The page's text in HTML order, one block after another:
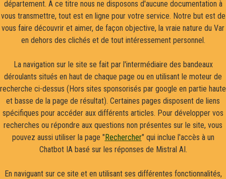
département. A ce titre nous ne disposons d'aucune documentation à
vous transmettre, tout est en ligne pour votre service. Notre but est de
vous faire découvrir et aimer, de façon objective, la vraie nature du Var
en dehors des clichés et de tout intéressement personnel.
La navigation sur le site se fait par l'intermédiaire des bandeaux
déroulants situés en haut de chaque page ou en utilisant le moteur de
recherche ci-dessus (Hors sites sponsorisés par google en partie haute
et basse de la page de résultat). Certaines pages disposent de liens
spécifiques pour accéder aux différents articles. Pour développer vos
recherches ou répondre aux questions non présentes sur le site, vous
pouvez aussi utiliser la page "Rechercher" qui inclue l'accès à un
Chatbot IA basé sur les réponses de Mistral AI.
En naviguant sur ce site et en utilisant ses différentes fonctionnalités,